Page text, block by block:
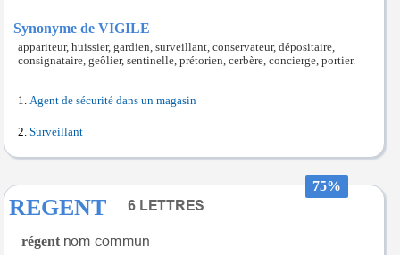
Synonyme de VIGILE
appariteur, huissier, gardien, surveillant, conservateur, dépositaire,
consignataire, geôlier, sentinelle, prétorien, cerbère, concierge, portier.
Agent de sécurité dans un magasin
Surveillant
75%
REGENT
régent